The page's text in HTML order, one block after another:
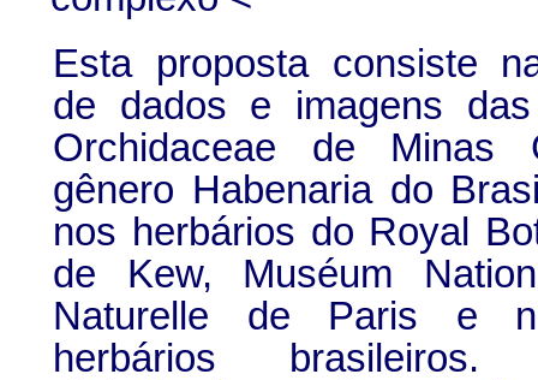
Esta proposta consiste
de dados e imagens
Orchidaceae de
gênero Habenaria do
nos herbários do Royal
de Kew, Muséum
Naturelle de Paris e
herbários